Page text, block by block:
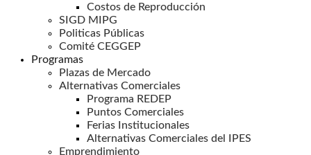
Costos de Reproducción
SIGD MIPG
Politicas Públicas
Comité CEGGEP
Programas
Plazas de Mercado
Alternativas Comerciales
Programa REDEP
Puntos Comerciales
Ferias Institucionales
Alternativas Comerciales del IPES
Emprendimiento